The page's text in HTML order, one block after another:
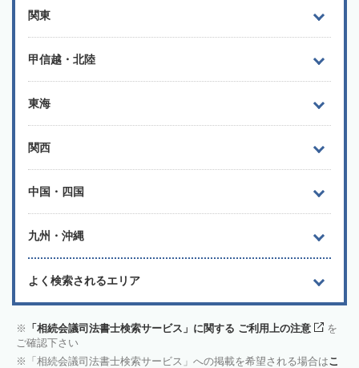
関東
甲信越・北陸
東海
関西
中国・四国
九州・沖縄
よく検索されるエリア
「相続会議司法書士検索サービス」に関する ご利用上の注意
を
ご確認下さい
「相続会議司法書士検索サービス」への掲載を希望される場合はこ